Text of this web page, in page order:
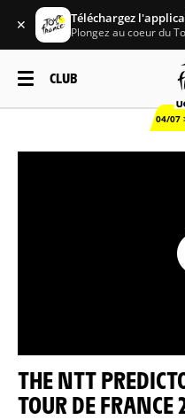
✕ Téléchargez
Plongez au coeur du
CLUB
04/07
THE NTT PREDICTOR FAVOURITES -
TOUR DE FRANCE